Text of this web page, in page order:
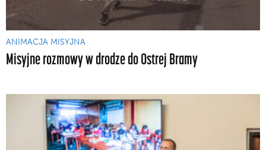
ANIMACJA MISYJNA
Misyjne rozmowy w drodze do Ostrej Bramy